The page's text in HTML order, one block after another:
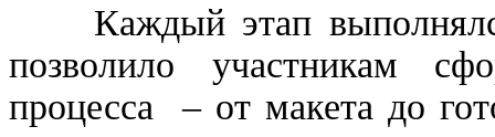
Каждый этап выполнялся
позволило участникам
процесса – от макета до